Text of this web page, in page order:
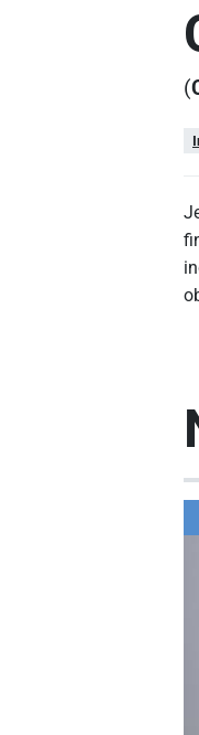
(